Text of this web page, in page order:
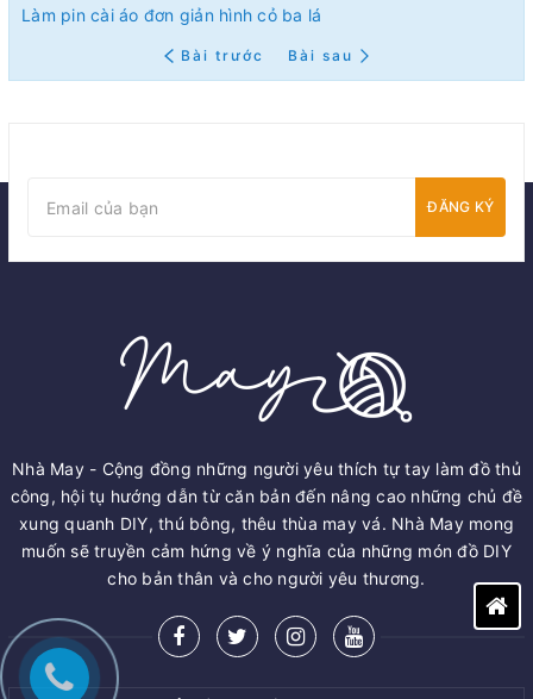
Làm pin cài áo đơn giản hình cỏ ba lá
Bài trước Bài sau
ĐĂNG KÝ
Nhà May - Cộng đồng những người yêu thích tự tay làm đồ thủ
công, hội tụ hướng dẫn từ căn bản đến nâng cao những chủ đề
xung quanh DIY, thú bông, thêu thùa may vá. Nhà May mong
muốn sẽ truyền cảm hứng về ý nghĩa của những món đồ DIY
cho bản thân và cho người yêu thương.